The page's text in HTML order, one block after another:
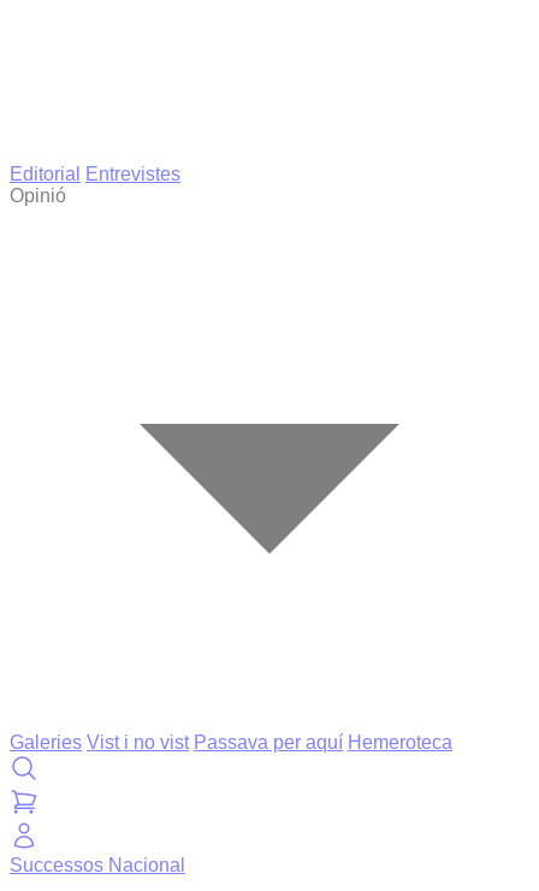
Editorial
Entrevistes
Opinió
Galeries Vist i no vist Passava per aquí Hemeroteca
Successos Nacional